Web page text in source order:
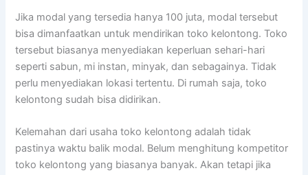
Jika modal yang tersedia hanya 100 juta, modal tersebut
bisa dimanfaatkan untuk mendirikan toko kelontong. Toko
tersebut biasanya menyediakan keperluan sehari-hari
seperti sabun, mi instan, minyak, dan sebagainya. Tidak
perlu menyediakan lokasi tertentu. Di rumah saja, toko
kelontong sudah bisa didirikan.
Kelemahan dari usaha toko kelontong adalah tidak
pastinya waktu balik modal. Belum menghitung kompetitor
toko kelontong yang biasanya banyak. Akan tetapi jika